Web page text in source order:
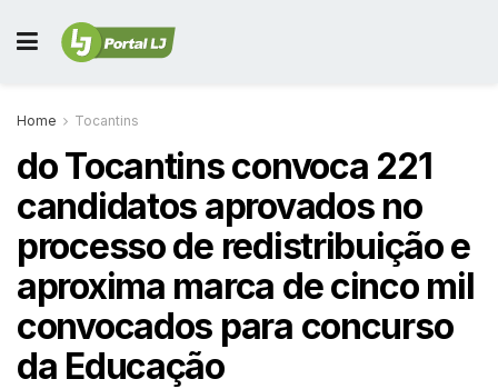
Home Tocantins
do Tocantins convoca 221
candidatos aprovados no
processo de redistribuição e
aproxima marca de cinco mil
convocados para concurso
da Educação